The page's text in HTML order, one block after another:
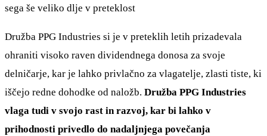
sega še veliko dlje v preteklost
Družba PPG Industries si je v preteklih letih prizadevala
ohraniti visoko raven dividendnega donosa za svoje
delničarje, kar je lahko privlačno za vlagatelje, zlasti tiste, ki
iščejo redne dohodke od naložb. Družba PPG Industries
vlaga tudi v svojo rast in razvoj, kar bi lahko v
prihodnosti privedlo do nadaljnjega povečanja